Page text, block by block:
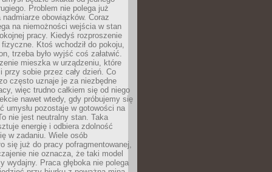
Problem nie polega już
nadmiarze obowiązków. Coraz
na niemożności wejścia w stan
pracy. Kiedyś rozproszenie
fizyczne. Ktoś wchodził do pokoju,
trzeba było wyjść coś załatwić.
mieszka w urządzeniu, które
przy sobie przez cały dzień. Co
często uznaje je za niezbędne
więc trudno całkiem się od niego
nawet wtedy, gdy próbujemy się
umysłu pozostaje w gotowości na
nie jest neutralny stan. Taka
energię i odbiera zdolność
w zadaniu. Wiele osób
się już do pracy pofragmentowanej,
nie oznacza, że taki model
wydajny. Praca głęboka nie polega